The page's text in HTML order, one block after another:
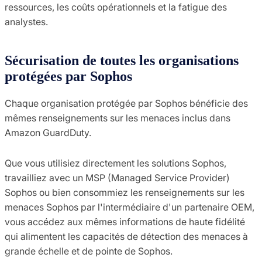
ressources, les coûts opérationnels et la fatigue des
analystes.
Sécurisation de toutes les organisations
protégées par Sophos
Chaque organisation protégée par Sophos bénéficie des
mêmes renseignements sur les menaces inclus dans
Amazon GuardDuty.
Que vous utilisiez directement les solutions Sophos,
travailliez avec un MSP (Managed Service Provider)
Sophos ou bien consommiez les renseignements sur les
menaces Sophos par l'intermédiaire d'un partenaire OEM,
vous accédez aux mêmes informations de haute fidélité
qui alimentent les capacités de détection des menaces à
grande échelle et de pointe de Sophos.